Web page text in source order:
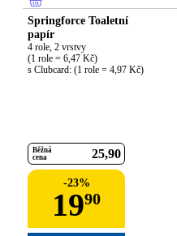
Springforce Toaletní
papír
4 role, 2 vrstvy
(1 role = 6,47 Kč)
s Clubcard: (1 role = 4,97 Kč)
Běžná
cena
25 90
-23%
1990